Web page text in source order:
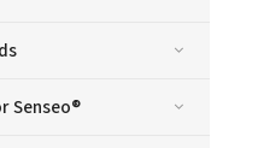
Senseo®